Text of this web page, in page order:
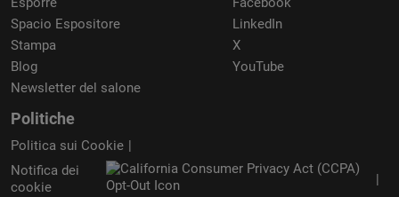
Spacio Espositore
Stampa
Blog
Newsletter del salone
LinkedIn
X
YouTube
Politiche
Politica sui Cookie
Notifica dei
cookie